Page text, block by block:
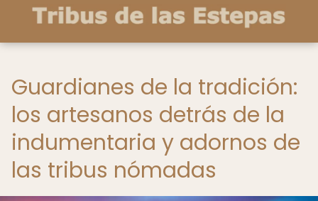
Guardianes de la tradición:
los artesanos detrás de la
indumentaria y adornos de
las tribus nómadas